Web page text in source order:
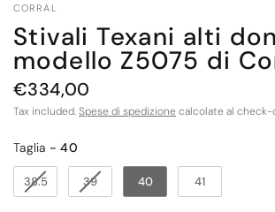
CORRAL
Stivali Texani alti
modello Z5075 di
€334,00
Tax included.Spese di spedizione calcolate al check-
Taglia
Taglia - 40
38.5 39 40 41